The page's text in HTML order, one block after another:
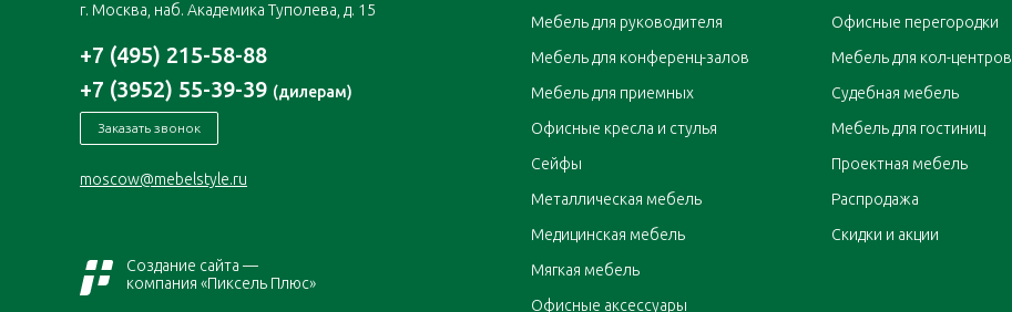
г. Москва, наб. Академика Туполева, д. 15
+7 (495) 215-58-88
+7 (3952) 55-39-39 (дилерам)
Заказать звонок
moscow@mebelstyle.ru
Создание сайта —
компания «Пиксель Плюс»
Мебель для руководителя
Мебель для конференц-залов
Мебель для приемных
Офисные кресла и стулья
Сейфы
Металлическая мебель
Медицинская мебель
Мягкая мебель
Офисные аксессуары
Офисные перегородки
Мебель для кол-центров
Судебная мебель
Мебель для гостиниц
Проектная мебель
Распродажа
Скидки и акции